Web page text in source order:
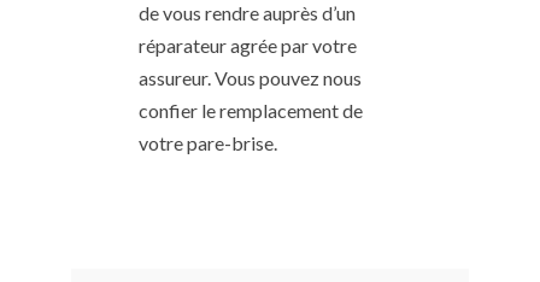
de vous rendre auprès d’un
réparateur agrée par votre
assureur. Vous pouvez nous
confier le remplacement de
votre pare-brise.